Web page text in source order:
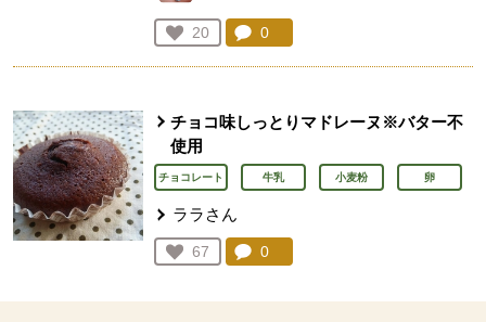
お気に入り登録：
20
人が登録
コメント：
0
チョコ味しっとりマドレーヌ※バター不
使用
チョコレート 牛乳 小麦粉 卵
ララさん
お気に入り登録：
67
人が登録
コメント：
0